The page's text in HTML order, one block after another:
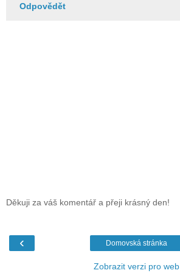
Odpovědět
Děkuji za váš komentář a přeji krásný den!
‹ Domovská stránka
Zobrazit verzi pro web